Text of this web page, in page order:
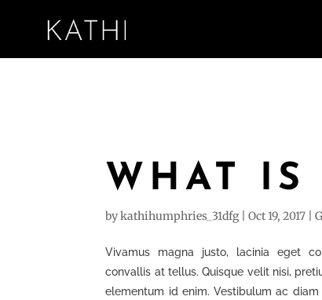
WHAT IS
bykathihumphries_31dfg|Oct 19, 2017 |
Vivamus magna justo, lacinia eget
convallis at tellus. Quisque velit nisi,
elementum id enim. Vestibulum ac